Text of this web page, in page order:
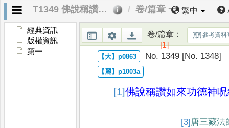
T1349 佛說稱讚如來功德神呪經 卷/篇章 一 繁中
經典資訊
版權資訊
第一
卷/篇章：
[1]
參考資料
No. 1349 [No. 1348]
[1]佛說稱讚如來功德神
[3] 唐三藏